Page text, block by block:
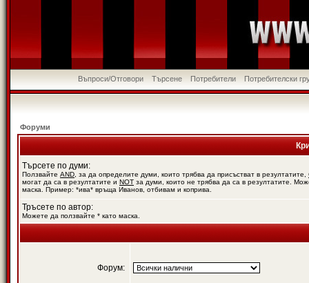
Въпроси/Отговори Търсене Потребители Потребителски
Форуми
Търсете по думи:
Ползвайте AND , за да определите думи, които трябва да присъстват в резултатите,
могат да са в резултатите и NOT за думи, които не трябва да са в резултатите.
маска. Пример: *ива* връща Иванов, отбивам и коприва.
Тръсете по автор:
Можете да ползвайте * като маска.
Форум: